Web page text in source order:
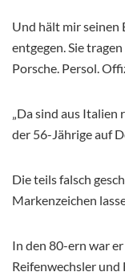
Und hält mir seinen
entgegen. Sie
Porsche. Persol.
„Da sind aus
der 56-Jährige auf
Die teils falsch
Markenzeichen
In den 80-ern war
Reifenwechsler